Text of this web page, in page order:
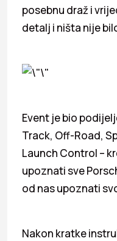
posebnu draž i
detalj i ništa nije
Event je bio
Track, Off-Road,
Launch Control –
upoznati sve
od nas upoznati
Nakon kratke